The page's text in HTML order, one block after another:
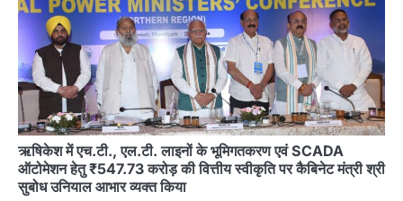
ऋषिकेश में एच.टी., एल.टी. लाइनों के भूमिगतकरण एवं SCADA
ऑटोमेशन हेतु ₹547.73 करोड़ की वित्तीय स्वीकृति पर कैबिनेट मंत्री श्री
सुबोध उनियाल आभार व्यक्त किया